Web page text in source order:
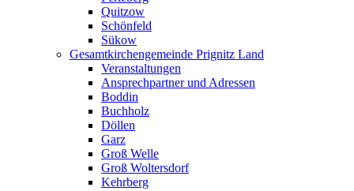
Quitzow
Schönfeld
Sükow
Gesamtkirchengemeinde Prignitz Land
Veranstaltungen
Ansprechpartner und Adressen
Boddin
Buchholz
Döllen
Garz
Groß Welle
Groß Woltersdorf
Kehrberg